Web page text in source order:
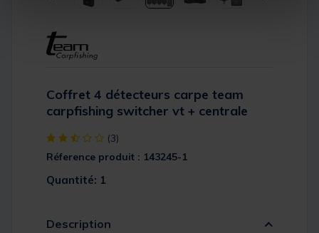
Coffret 4 détecteurs carpe team
carpfishing switcher vt + centrale
[object Object] out of 5 Customer Rating
(3)
Réference produit : 143245-1
Quantité: 1
Description